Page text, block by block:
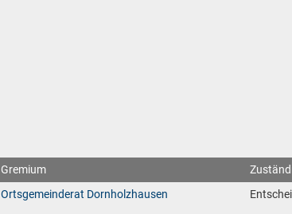
Gremium
Ortsgemeinderat Dornholzhausen